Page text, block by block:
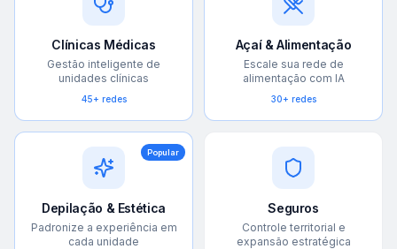
Clínicas Médicas
Gestão inteligente de
unidades clínicas
45+ redes
Açaí & Alimentação
Escale sua rede de
alimentação com IA
30+ redes
Popular
Depilação & Estética
Padronize a experiência em
cada unidade
Seguros
Controle territorial e
expansão estratégica